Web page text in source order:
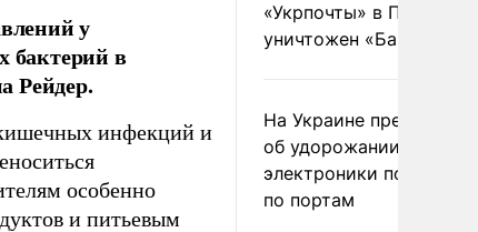
у
бактерий в
Рейдер.
инфекций и
особенно
и питьевым
«Укрпочты» в
уничтожен
На Украине
об удорожании
электроники после
по портам